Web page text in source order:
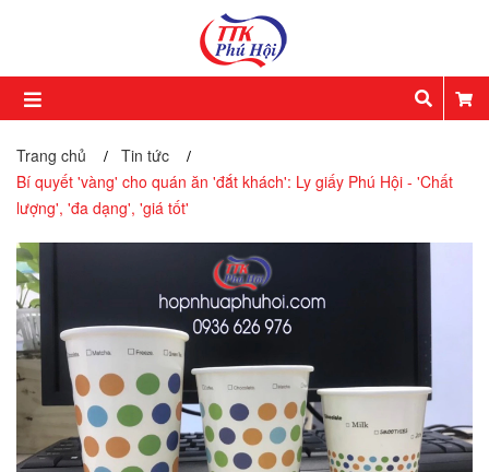
Trang chủ / Tin tức /
Bí quyết 'vàng' cho quán ăn 'đắt khách': Ly giấy Phú Hội - 'Chất
lượng', 'đa dạng', 'giá tốt'